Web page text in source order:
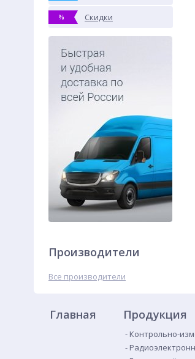
% Скидки
Производители
Все производители
Главная Продукция
Контрольно-